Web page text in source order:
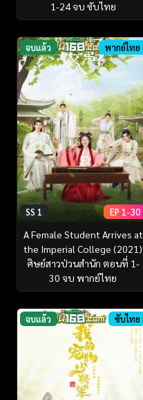
1-24 จบ ซับไทย
จบแล้ว พากย์ไทย
SS 1 EP 1-30
A Female Student Arrives at
the Imperial College (2021)
ศิษย์สาวป่วนสำนัก ตอนที่ 1-
30 จบ พากย์ไทย
จบแล้ว ซับไทย